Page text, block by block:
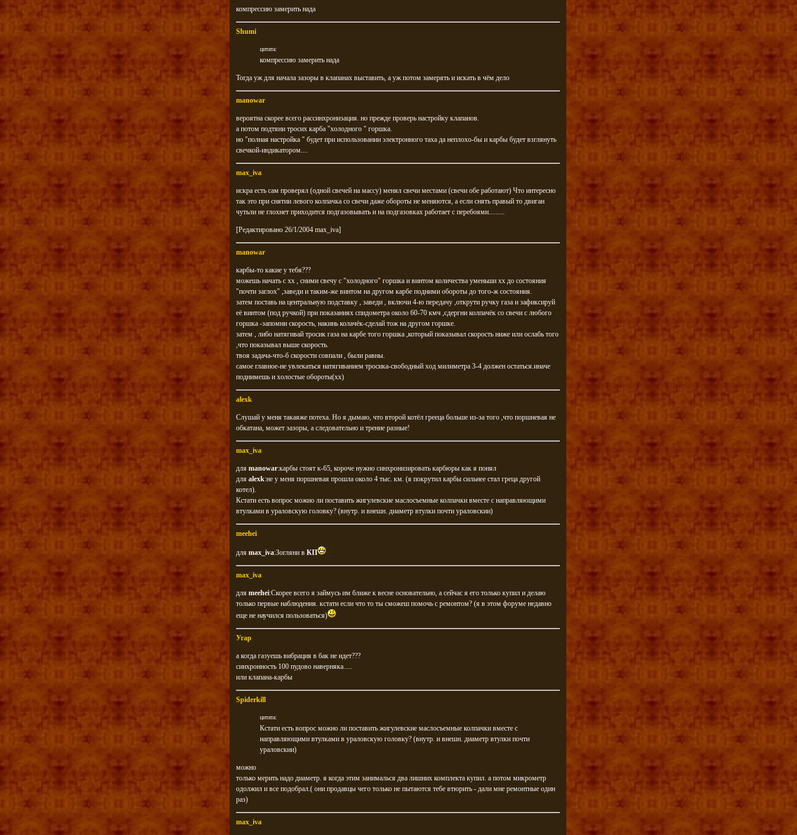
компрессию замерить нада
Shumi
цитата:
компрессию замерить нада
Тогда уж для начала зазоры в клапанах выставить, а уж потом замерять и искать в чём дело
manowar
вероятна скорее всего рассинхронизация. но прежде проверь настройку клапанов.
а потом подтяни тросих карба "холодного " горшка.
но "полная настройка " будет при использовании электронного таха да неплохо-бы и карбы будет взглянуть
свечкой-индикатором....
max_iva
искра есть сам проверял (одной свечей на массу) менял свечи местами (свечи обе работают) Что интересно
так это при снятии левого колпачка со свечи даже обороты не меняются, а если снять правый то двиган
чутьли не глохнет приходится подгазовывать и на подгазовках работает с перебоями.........
[Редактировано 26/1/2004 max_iva]
manowar
карбы-то какие у тебя???
можешь начать с хх , сними свечу с "холодного" горшка и винтом количества уменьши хх до состояния
"почти заглох" ,заведи и таким-же винтом на другом карбе подними обороты до того-ж состояния.
затем поставь на центральную подставку , заведи , включи 4-ю передачу ,открути ручку газа и зафиксируй
её винтом (под ручкой) при показаниях спидометра около 60-70 кмч ,сдергни колпачёк со свечи с любого
горшка -запомни скорость, накинь колачёк-сделай тож на другом горшке.
затем , либо натягивай тросик газа на карбе того горшка ,который показывал скорость ниже или ослабь того
,что показывал выше скорость.
твоя задача-что-б скорости совпали , были равны.
самое главное-не увлекаться натягиванием тросика-свободный ход милиметра 3-4 должен остаться.иначе
поднимешь и холостые обороты(хх)
alexk
Слушай у меня такаяже потеха. Но я дымаю, что второй котёл грееца больше из-за того ,что поршневая не
обкатана, может зазоры, а следовательно и трение разные!
max_iva
для manowar:карбы стоят к-65, короче нужно синхронизировать карбюры как я понял
для alexk:не у меня поршневая прошла около 4 тыс. км. (я покрутил карбы сильнее стал греца другой
котел).
Кстати есть вопрос можно ли поставить жигулевские маслосъемные колпачки вместе с направляющими
втулками в ураловскую головку? (внутр. и внешн. диаметр втулки почти ураловскии)
meehei
для max_iva:Зогляни в КП
max_iva
для meehei:Скорее всего я займусь им ближе к весне основательно, а сейчас я его только купил и делаю
только первые наблюдения. кстати если что то ты сможеш помочь с ремонтом? (я в этом форуме недавно
еще не научился пользоваться)
Угар
а когда газуешь вибрация в бак не идет???
синхронность 100 пудово наверняка.....
или клапана-карбы
Spiderkill
цитата:
Кстати есть вопрос можно ли поставить жигулевские маслосъемные колпачки вместе с
направляющими втулками в ураловскую головку? (внутр. и внешн. диаметр втулки почти
ураловскии)
можно
только мерить надо диаметр. я когда этим занималься два лишних комплекта купил. а потом микрометр
одолжил и все подобрал.( они продавцы чего только не пытаются тебе втюрить - дали мне ремонтные один
раз)
max_iva